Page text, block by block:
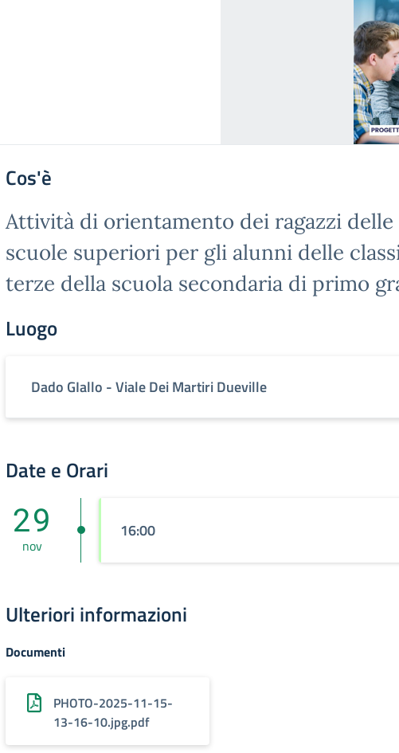
Cos'è
Attività di orientamento dei ragazzi delle
scuole superiori per gli alunni delle
terze della scuola secondaria di primo
Luogo
Dado GIallo - Viale Dei Martiri Dueville
Date e Orari
29
nov
16:00
Ulteriori informazioni
Documenti
PHOTO-2025-11-15-
13-16-10.jpg.pdf